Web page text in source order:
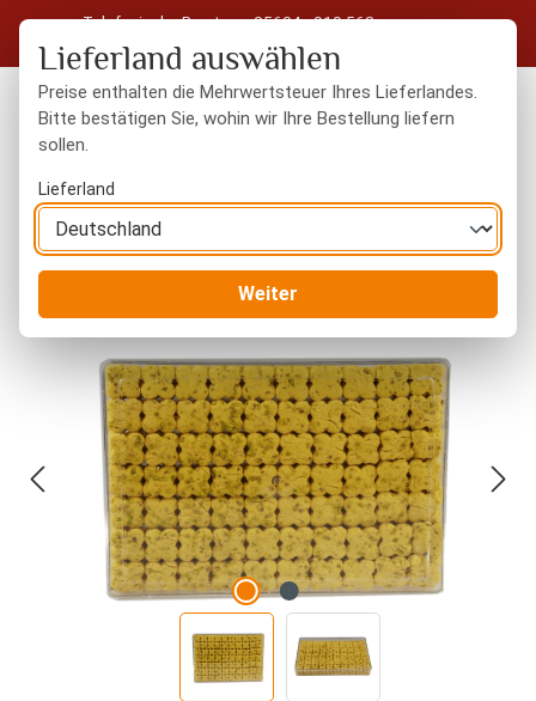
Zum Hauptinhalt springen
Telefonische Beratung: 05604 - 919 563
Kostenloser Versand in Deutschland ab 50 € Warenwert
Bildergalerie überspringen
Lieferland auswählen
Preise enthalten die Mehrwertsteuer Ihres Lieferlandes.
Bitte bestätigen Sie, wohin wir Ihre Bestellung liefern
sollen.
Lieferland
Weiter